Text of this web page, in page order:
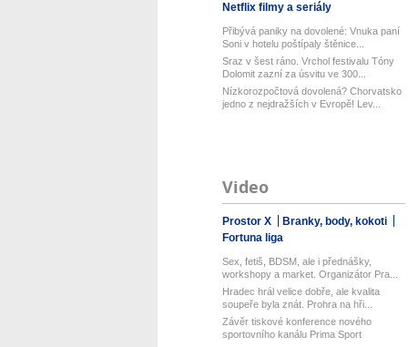
Netflix filmy a seriály
Přibývá paniky na dovolené: Vnuka paní
Soni v hotelu poštípaly štěnice...
Sraz v šest ráno. Vrchol festivalu Tóny
Dolomit zazní za úsvitu ve 300...
Nízkorozpočtová dovolená? Chorvatsko
jedno z nejdražších v Evropě! Lev...
Video
Prostor X
Branky, body, kokoti
Fortuna liga
Sex, fetiš, BDSM, ale i přednášky,
workshopy a market. Organizátor Pra...
Hradec hrál velice dobře, ale kvalita
soupeře byla znát. Prohra na hři...
Závěr tiskové konference nového
sportovního kanálu Prima Sport